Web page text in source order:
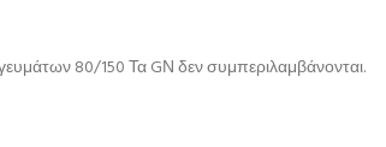
80/150 Τα GΝ δεν συμπεριλαμβάνονται.